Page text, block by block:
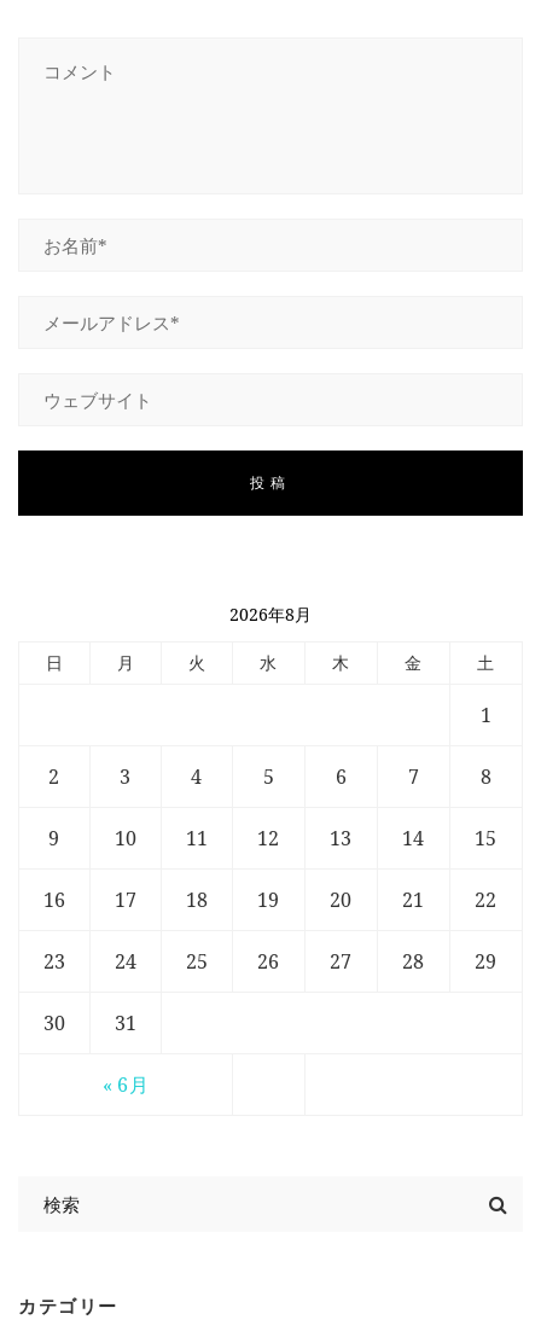
2026年8月
日 月 火 水 木 金 土
« 6月
1
2 3 4 5 6 7 8
9 10 11 12 13 14 15
16 17 18 19 20 21 22
23 24 25 26 27 28 29
30 31
カテゴリー